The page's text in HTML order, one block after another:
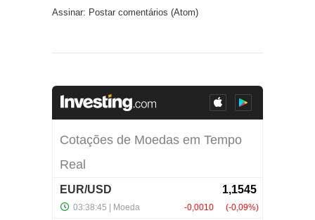
Assinar: Postar comentários (Atom)